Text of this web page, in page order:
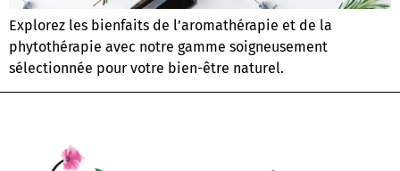
Explorez les bienfaits de l’aromathérapie et de la
phytothérapie avec notre gamme soigneusement
sélectionnée pour votre bien-être naturel.